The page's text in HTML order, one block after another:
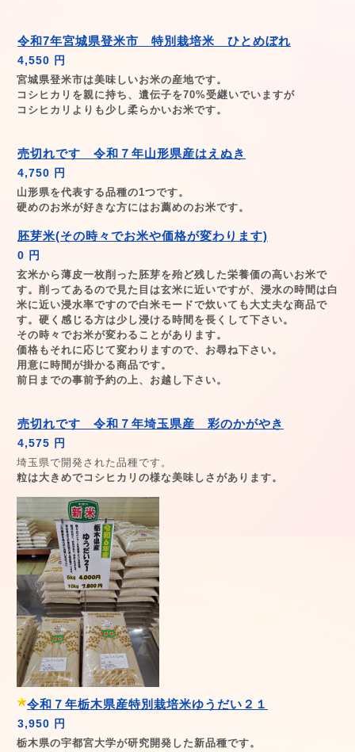
令和7年宮城県登米市 特別栽培米 ひとめぼれ
4,550 円
宮城県登米市は美味しいお米の産地です。
コシヒカリを親に持ち、遺伝子を70%受継いでいますが
コシヒカリよりも少し柔らかいお米です。
売切れです 令和７年山形県産はえぬき
4,750 円
山形県を代表する品種の1つです。
硬めのお米が好きな方にはお薦めのお米です。
胚芽米(その時々でお米や価格が変わります)
0 円
玄米から薄皮一枚削った胚芽を殆ど残した栄養価の高いお米で
す。削ってあるので見た目は玄米に近いですが、浸水の時間は白
米に近い浸水率ですので白米モードで炊いても大丈夫な商品で
す。硬く感じる方は少し浸ける時間を長くして下さい。
その時々でお米が変わることがあります。
価格もそれに応じて変わりますので、お尋ね下さい。
用意に時間が掛かる商品です。
前日までの事前予約の上、お越し下さい。
売切れです 令和７年埼玉県産 彩のかがやき
4,575 円
埼玉県で開発された品種です。
粒は大きめでコシヒカリの様な美味しさがあります。
令和７年栃木県産特別栽培米ゆうだい２１
3,950 円
栃木県の宇都宮大学が研究開発した新品種です。